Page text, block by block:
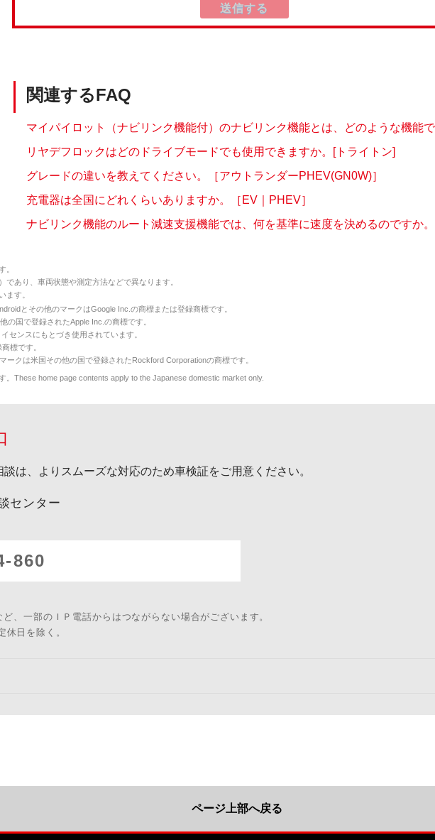
関連するFAQ
マイパイロット（ナビリンク機能付）のナビリンク機能とは、どのような機能
リヤデフロックはどのドライブモードでも使用できますか。[トライトン]
グレードの違いを教えてください。［アウトランダーPHEV(GN0W)］
充電器は全国にどれくらいありますか。［EV｜PHEV］
ナビリンク機能のルート減速支援機能では、何を基準に速度を決めるのですか
。
であり、車両状態や測定方法などで異なります。
ます。
とその他のマークはGoogle Inc.の商標または登録商標です。
の国で登録されたApple Inc.の商標です。
センスにもとづき使用されています。
標です。
クは米国その他の国で登録されたRockford Corporationの商標です。
。These home page contents apply to the Japanese domestic market only.
は、よりスムーズな対応のため車検証をご用意ください。
センター
860
、一部のＩＰ電話からはつながらない場合がございます。
休日を除く。
ページ上部へ戻る